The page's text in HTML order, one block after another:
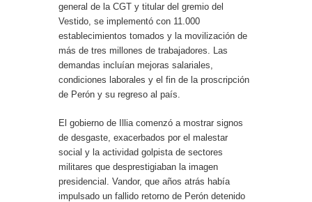
general de la CGT y titular del gremio del
Vestido, se implementó con 11.000
establecimientos tomados y la movilización de
más de tres millones de trabajadores. Las
demandas incluían mejoras salariales,
condiciones laborales y el fin de la proscripción
de Perón y su regreso al país.
El gobierno de Illia comenzó a mostrar signos
de desgaste, exacerbados por el malestar
social y la actividad golpista de sectores
militares que desprestigiaban la imagen
presidencial. Vandor, que años atrás había
impulsado un fallido retorno de Perón detenido